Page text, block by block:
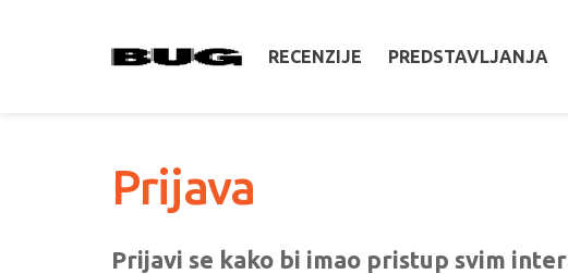
RECENZIJE PREDSTAVLJANJA
Prijava
Prijavi se kako bi imao pristup svim